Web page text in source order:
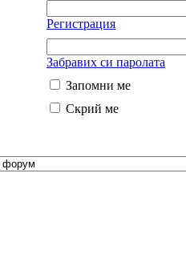
Регистрация
Забравих си паролата
Запомни ме
Скрий ме